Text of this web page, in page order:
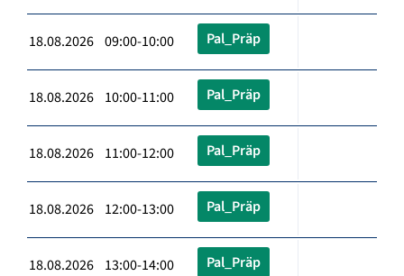
18.08.2026 09:00-10:00 Pal_Präp
18.08.2026 10:00-11:00 Pal_Präp
18.08.2026 11:00-12:00 Pal_Präp
18.08.2026 12:00-13:00 Pal_Präp
18.08.2026 13:00-14:00 Pal_Präp